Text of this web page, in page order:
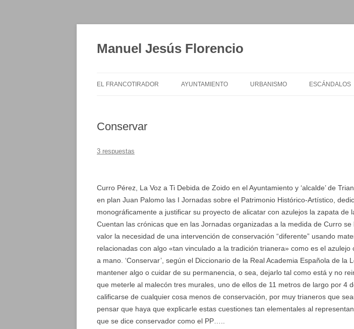
Manuel Jesús Florencio
EL FRANCOTIRADOR AYUNTAMIENTO URBANISMO ESCÁNDALOS
Conservar
3 respuestas
Curro Pérez, La Voz a Ti Debida de Zoido en el Ayuntamiento y ‘alcalde’ de
en plan Juan Palomo las I Jornadas sobre el Patrimonio Histórico-Artístico,
monográficamente a justificar su proyecto de alicatar con azulejos la zapata de
Cuentan las crónicas que en las Jornadas organizadas a la medida de Curro se
valor la necesidad de una intervención de conservación “diferente” usando
relacionadas con algo «tan vinculado a la tradición trianera» como es el azulejo
a mano. ‘Conservar’, según el Diccionario de la Real Academia Española de la
mantener algo o cuidar de su permanencia, o sea, dejarlo tal como está y no
que meterle al malecón tres murales, uno de ellos de 11 metros de largo por 4
calificarse de cualquier cosa menos de conservación, por muy trianeros que
pensar que haya que explicarle estas cuestiones tan elementales al
que se dice conservador como el PP…..